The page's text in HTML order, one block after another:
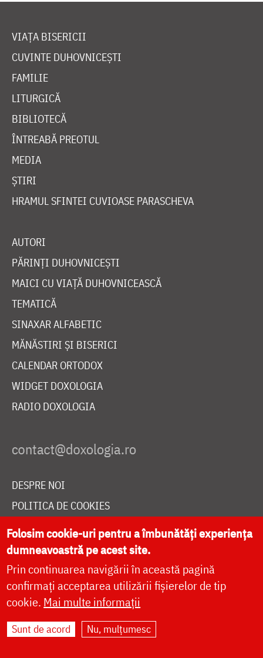
VIAȚA BISERICII
CUVINTE DUHOVNICEȘTI
FAMILIE
LITURGICĂ
BIBLIOTECĂ
ÎNTREABĂ PREOTUL
MEDIA
ȘTIRI
HRAMUL SFINTEI CUVIOASE PARASCHEVA
AUTORI
PĂRINȚI DUHOVNICEȘTI
MAICI CU VIAȚĂ DUHOVNICEASCĂ
TEMATICĂ
SINAXAR ALFABETIC
MĂNĂSTIRI ȘI BISERICI
CALENDAR ORTODOX
WIDGET DOXOLOGIA
RADIO DOXOLOGIA
DESPRE NOI
POLITICA DE COOKIES
DONEAZĂ ONLINE PENTRU CATEDRALA NAȚIONALĂ
LIVE
Site dezvoltat deDOXOLOGIA MEDIA
Arhiepiscopia Iașilor | ©
Folosim cookie-uri pentru a îmbunătăți experiența
dumneavoastră pe acest site.
Prin continuarea navigării în această pagină
confirmați acceptarea utilizării fișierelor de tip
cookie. Mai multe informații
Sunt de acord Nu, mulțumesc